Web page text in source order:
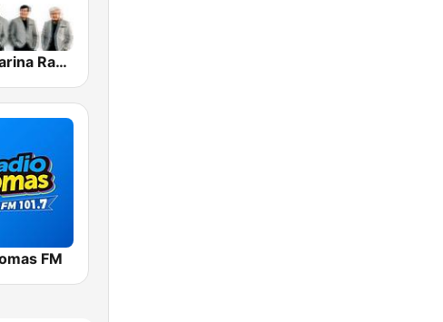
Agua Marina Radio
FM